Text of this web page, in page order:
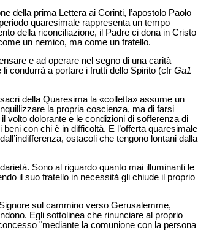
della prima Lettera ai Corinti, l’apostolo Paolo
quaresimale rappresenta un tempo
della riconciliazione, il Padre ci dona in Cristo
un nemico, ma come un fratello.
e ad operare nel segno di una carità
condurrà a portare i frutti dello Spirito (cfr Ga1
della Quaresima la «colletta» assume un
la propria coscienza, ma di farsi
volto dolorante e le condizioni di sofferenza di
con chi è in difficoltà. E l’offerta quaresimale
ostacoli che tengono lontani dalla
Sono al riguardo quanto mai illuminanti le
il suo fratello in necessità gli chiude il proprio
sul cammino verso Gerusalemme,
Egli sottolinea che rinunciare al proprio
"mediante la comunione con la persona